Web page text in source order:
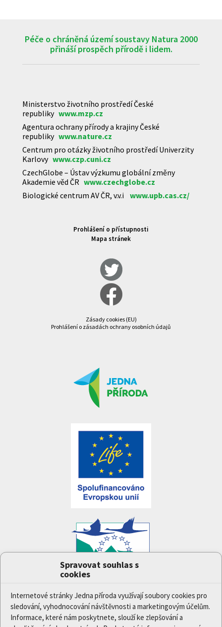
Spravovat souhlas s
cookies
Internetové stránky Jedna příroda využívají soubory cookies pro
sledování, vyhodnocování návštěvnosti a marketingovým účelům.
Informace, které nám poskytnete, slouží ke zlepšování a
Péče o chráněná území soustavy Natura 2000
přináší prospěch přírodě i lidem.
Ministerstvo životního prostředí České
republiky www.mzp.cz
Agentura ochrany přírody a krajiny České
republiky www.nature.cz
Centrum pro otázky životního prostředí Univerzity
Karlovy www.czp.cuni.cz
CzechGlobe – Ústav výzkumu globální změny
Akademie věd ČR www.czechglobe.cz
Biologické centrum AV ČR, v.v.i www.upb.cas.cz/
Prohlášení o přístupnosti
Mapa stránek
Zásady cookies (EU)
Prohlášení o zásadách ochrany osobních údajů
LIFE17/IPE/CZ/000005) byl podpořen z finančního
nástroje Evropské unie LIFE.
Údaje a informace zveřejněné na těchto stránkách